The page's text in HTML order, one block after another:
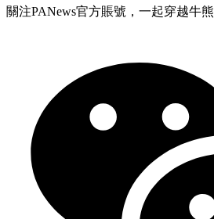
關注PANews官方賬號，一起穿越牛熊